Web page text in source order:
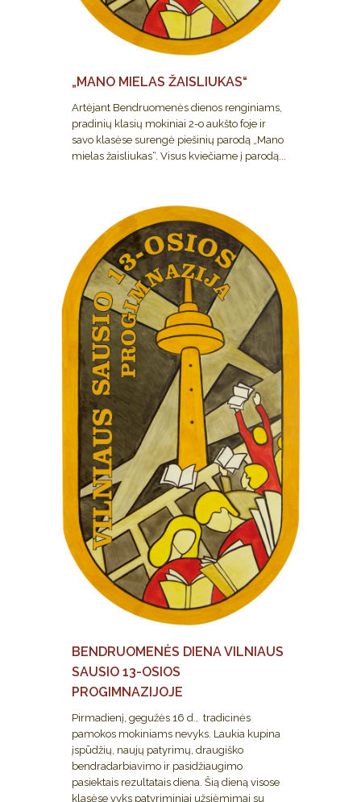
„MANO MIELAS ŽAISLIUKAS“
Artėjant Bendruomenės dienos renginiams,
pradinių klasių mokiniai 2-o aukšto foje ir
savo klasėse surengė piešinių parodą „Mano
mielas žaisliukas“. Visus kviečiame į parodą...
BENDRUOMENĖS DIENA VILNIAUS
SAUSIO 13-OSIOS
PROGIMNAZIJOJE
Pirmadienį, gegužės 16 d., tradicinės
pamokos mokiniams nevyks. Laukia kupina
įspūdžių, naujų patyrimų, draugiško
bendradarbiavimo ir pasidžiaugimo
pasiektais rezultatais diena. Šią dieną visose
klasėse vyks patyriminiai užsiėmimai su